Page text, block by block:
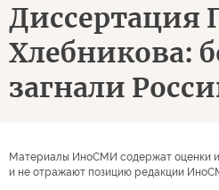
Диссертация
Хлебникова:
загнали
Материалы ИноСМИ содержат оценки
и не отражают позицию редакции